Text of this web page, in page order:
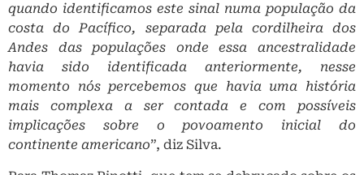
quando identificamos este sinal numa população da
costa do Pacífico, separada pela cordilheira dos
Andes das populações onde essa ancestralidade
havia sido identificada anteriormente, nesse
momento nós percebemos que havia uma história
mais complexa a ser contada e com possíveis
implicações sobre o povoamento inicial do
continente americano”, diz Silva.